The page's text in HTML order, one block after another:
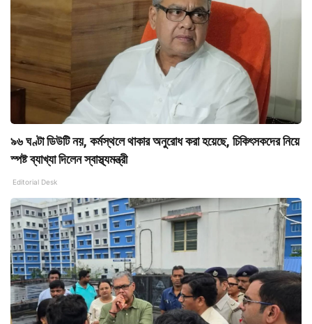
৯৬ ঘণ্টা ডিউটি নয়, কর্মস্থলে থাকার অনুরোধ করা হয়েছে, চিকিৎসকদের নিয়ে
স্পষ্ট ব্যাখ্যা দিলেন স্বাস্থ্যমন্ত্রী
Editorial Desk